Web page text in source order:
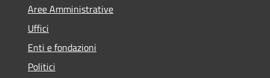
Aree Amministrative
Uffici
Enti e fondazioni
Politici